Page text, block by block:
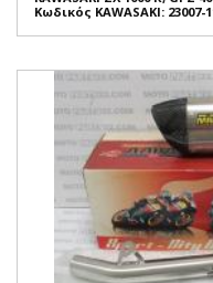
Κωδικός KAWASAKI: 23007-